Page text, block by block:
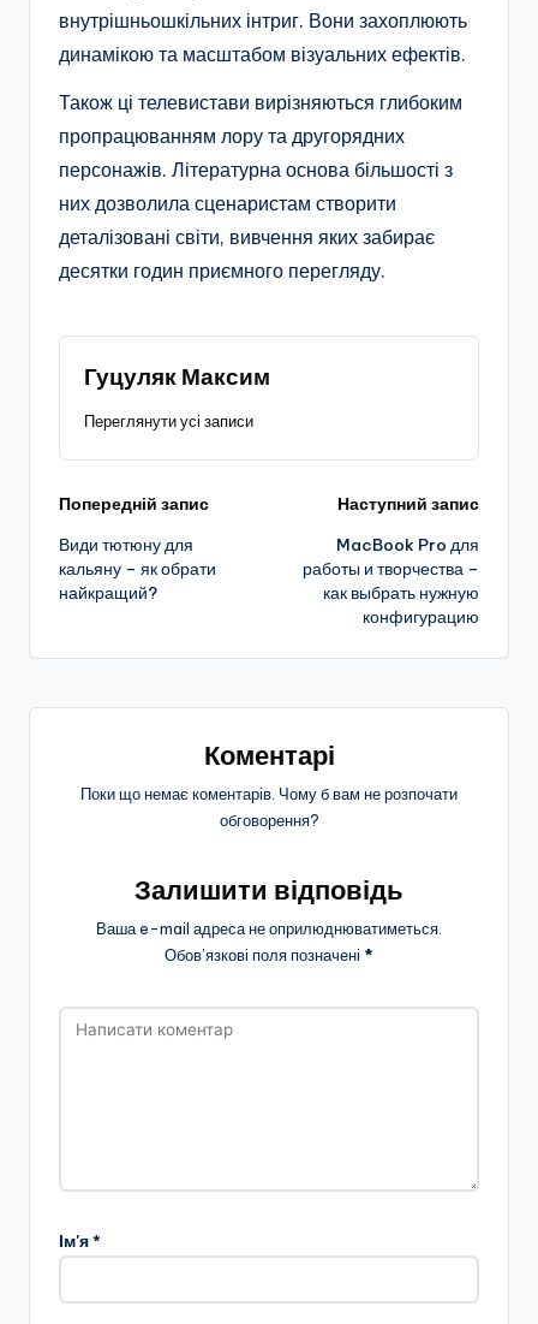
внутрішньошкільних інтриг. Вони захоплюють
динамікою та масштабом візуальних ефектів.
Також ці телевистави вирізняються глибоким
пропрацюванням лору та другорядних
персонажів. Літературна основа більшості з
них дозволила сценаристам створити
деталізовані світи, вивчення яких забирає
десятки годин приємного перегляду.
Гуцуляк Максим
Переглянути усі записи
Навігація
по
запису
Попередній запис
Види тютюну для
кальяну – як обрати
найкращий?
Наступний запис
MacBook Pro для
работы и творчества –
как выбрать нужную
конфигурацию
Коментарі
Поки що немає коментарів. Чому б вам не розпочати
обговорення?
Залишити відповідь
Ваша e-mail адреса не оприлюднюватиметься.
Обов’язкові поля позначені *
Ім'я*